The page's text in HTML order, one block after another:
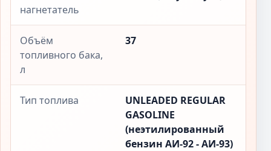
нагнетатель
Объём
топливного бака,
л
37
Тип топлива
UNLEADED REGULAR
GASOLINE
(неэтилированный
бензин АИ-92 - АИ-93)